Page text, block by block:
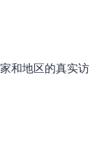
和地区的真实访